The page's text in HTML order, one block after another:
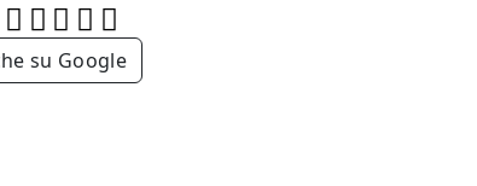
su Google